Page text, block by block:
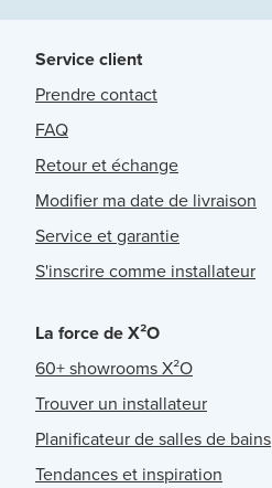
Service client
Prendre contact
FAQ
Retour et échange
Modifier ma date de livraison
Service et garantie
S'inscrire comme installateur
La force de X²O
60+ showrooms X²O
Trouver un installateur
Planificateur de salles de bains
Tendances et inspiration